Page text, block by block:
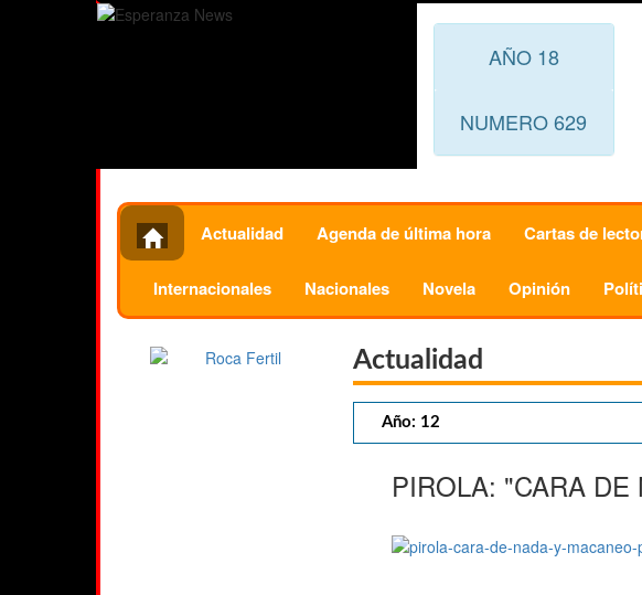
AÑO 18
NUMERO 629
Actualidad Agenda de última hora Cartas de
Internacionales Nacionales Novela Opinión
Actualidad
Año: 12
PIROLA: "CARA